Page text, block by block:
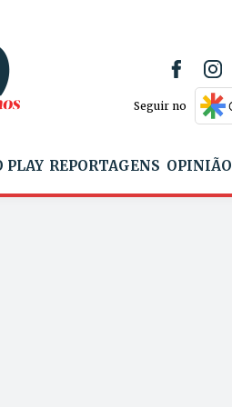
Seguir no
PLAY REPORTAGENS OPINIÃO